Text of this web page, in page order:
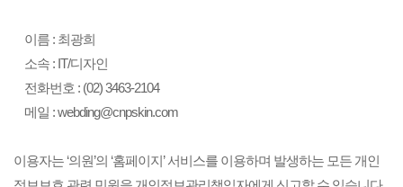
이름 : 최광희
소속 : IT/디자인
전화번호 : (02) 3463-2104
메일 : webding@cnpskin.com
이용자는 ‘의원’의 ‘홈페이지’ 서비스를 이용하며 발생하는 모든 개인